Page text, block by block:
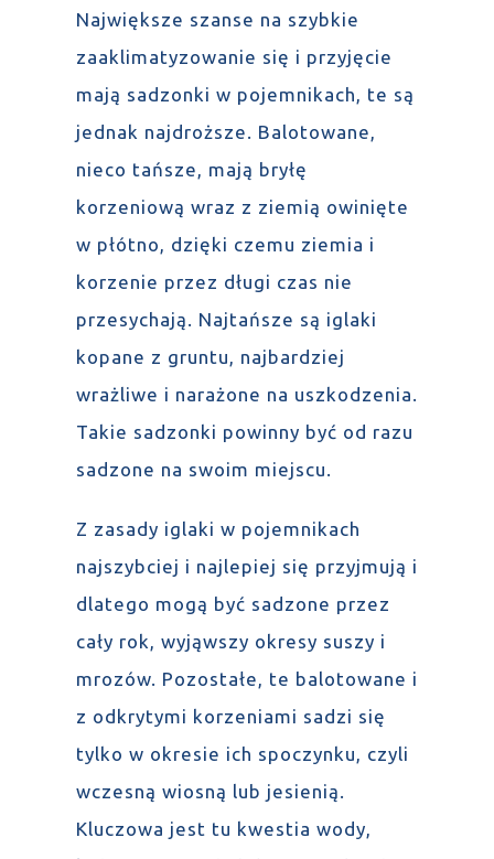
Największe szanse na szybkie
zaaklimatyzowanie się i przyjęcie
mają sadzonki w pojemnikach, te są
jednak najdroższe. Balotowane,
nieco tańsze, mają bryłę
korzeniową wraz z ziemią owinięte
w płótno, dzięki czemu ziemia i
korzenie przez długi czas nie
przesychają. Najtańsze są iglaki
kopane z gruntu, najbardziej
wrażliwe i narażone na uszkodzenia.
Takie sadzonki powinny być od razu
sadzone na swoim miejscu.
Z zasady iglaki w pojemnikach
najszybciej i najlepiej się przyjmują i
dlatego mogą być sadzone przez
cały rok, wyjąwszy okresy suszy i
mrozów. Pozostałe, te balotowane i
z odkrytymi korzeniami sadzi się
tylko w okresie ich spoczynku, czyli
wczesną wiosną lub jesienią.
Kluczowa jest tu kwestia wody,